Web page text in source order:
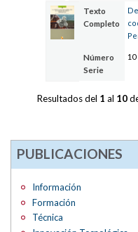
Texto
Completo
Número
Serie
10
Resultados del 1 al 10
PUBLICACIONES
Información
Formación
Técnica